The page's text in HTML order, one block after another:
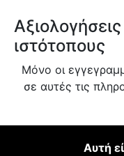
ιστότοπους
Μόνο οι
σε αυτές τις
Αυτή